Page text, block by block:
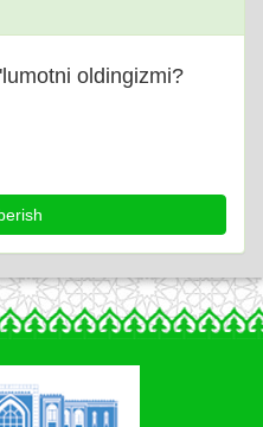
oldingizmi?